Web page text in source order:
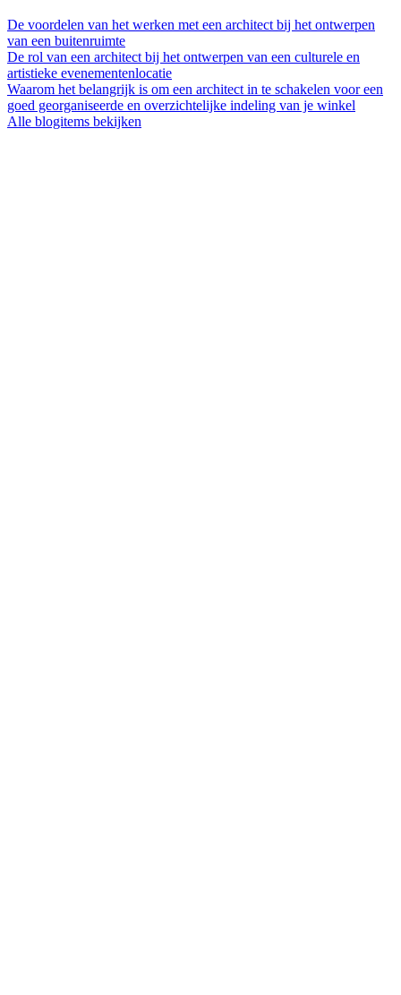
De voordelen van het werken met een architect bij het ontwerpen
van een buitenruimte
De rol van een architect bij het ontwerpen van een culturele en
artistieke evenementenlocatie
Waarom het belangrijk is om een architect in te schakelen voor een
goed georganiseerde en overzichtelijke indeling van je winkel
Alle blogitems bekijken